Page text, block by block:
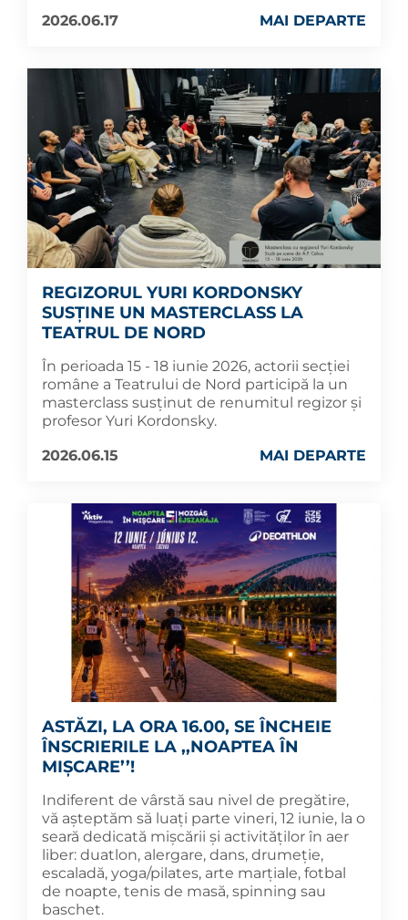
2026.06.17
MAI DEPARTE
REGIZORUL YURI KORDONSKY
SUSȚINE UN MASTERCLASS LA
TEATRUL DE NORD
În perioada 15 - 18 iunie 2026, actorii secției
române a Teatrului de Nord participă la un
masterclass susținut de renumitul regizor și
profesor Yuri Kordonsky.
2026.06.15
MAI DEPARTE
ASTĂZI, LA ORA 16.00, SE ÎNCHEIE
ÎNSCRIERILE LA ,,NOAPTEA ÎN
MIȘCARE’’!
Indiferent de vârstă sau nivel de pregătire,
vă așteptăm să luați parte vineri, 12 iunie, la o
seară dedicată mișcării și activităților în aer
liber: duatlon, alergare, dans, drumeție,
escaladă, yoga/pilates, arte marțiale, fotbal
de noapte, tenis de masă, spinning sau
baschet.